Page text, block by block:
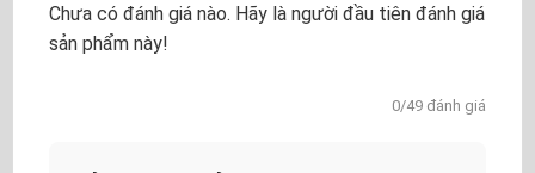
Chưa có đánh giá nào. Hãy là người đầu tiên đánh giá
sản phẩm này!
0/49 đánh giá